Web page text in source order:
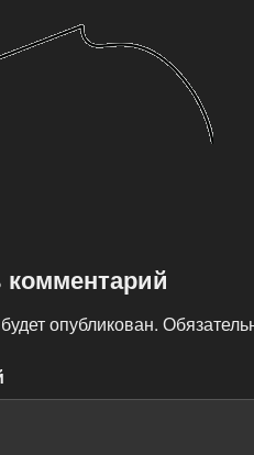
опубликован.